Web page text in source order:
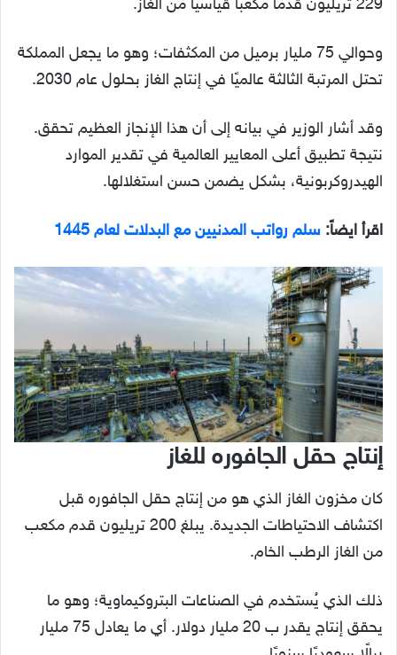
229 تريليون قدمًا مكعبًا قياسيًا من الغاز.
وحوالي 75 مليار برميل من المكثفات؛ وهو ما يجعل المملكة
تحتل المرتبة الثالثة عالميًا في إنتاج الغاز بحلول عام 2030.
وقد أشار الوزير في بيانه إلى أن هذا الإنجاز العظيم تحقق.
نتيجة تطبيق أعلى المعايير العالمية في تقدير الموارد
الهيدروكربونية، بشكل يضمن حسن استغلالها.
اقرأ ايضاً: سلم رواتب المدنيين مع البدلات لعام 1445
إنتاج حقل الجافوره للغاز
كان مخزون الغاز الذي هو من إنتاج حقل الجافوره قبل
اكتشاف الاحتياطات الجديدة. يبلغ 200 تريليون قدم مكعب
من الغاز الرطب الخام.
ذلك الذي يُستخدم في الصناعات البتروكيماوية؛ وهو ما
يحقق إنتاج يقدر ب 20 مليار دولار. أي ما يعادل 75 مليار